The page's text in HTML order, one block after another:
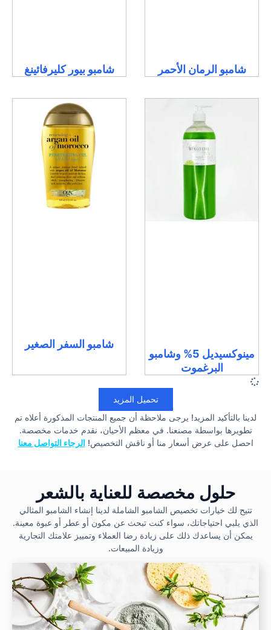
شامبو الرمان الأحمر شامبو بيور كليرفائينغ
مينوكسيديل 5% وشامبو
البرغموت
شامبو السفر الصغير
تحميل المزيد
لدينا بالتأكيد المزيد! يرجى ملاحظة أن جميع المنتجات المذكورة أعلاه تم
تطويرها بواسطة مصنعنا. في معظم الأحيان، نقدم خدمات مخصصة.
احصل على عرض أسعار منا أو ناقش التخصيص! الرجاء التواصل معنا
حلول مخصصة للعناية بالشعر
تتيح لك خيارات تخصيص الشامبو الشاملة لدينا إنشاء الشامبو المثالي
الذي يلبي احتياجاتك، سواء كنت تبحث عن مكون أو عطر أو عبوة معينة.
يمكن أن يساعدك ذلك على زيادة رضا العملاء وتمييز علامتك التجارية
وزيادة المبيعات.